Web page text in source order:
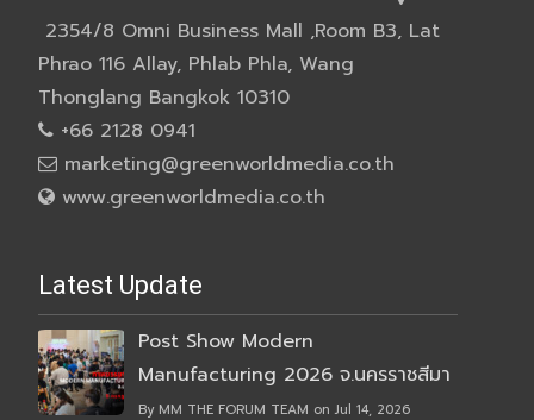
2354/8 Omni Business Mall ,Room B3, Lat
Phrao 116 Allay, Phlab Phla, Wang
Thonglang Bangkok 10310
+66 2128 0941
marketing@greenworldmedia.co.th
www.greenworldmedia.co.th
Latest Update
Post Show Modern
Manufacturing 2026 จ.นครราชสีมา
By MM THE FORUM TEAM on Jul 14, 2026